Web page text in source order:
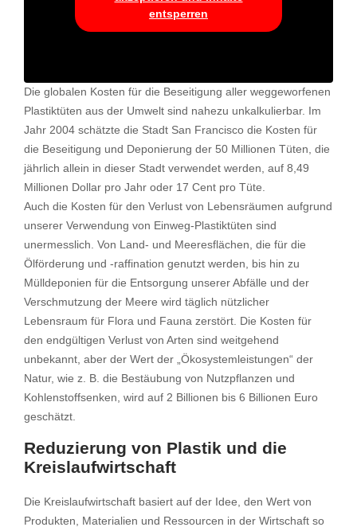
entsperren
Die globalen Kosten für die Beseitigung aller weggeworfenen
Plastiktüten aus der Umwelt sind nahezu unkalkulierbar. Im
Jahr 2004 schätzte die Stadt San Francisco die Kosten für
die Beseitigung und Deponierung der 50 Millionen Tüten, die
jährlich allein in dieser Stadt verwendet werden, auf 8,49
Millionen Dollar pro Jahr oder 17 Cent pro Tüte.
Auch die Kosten für den Verlust von Lebensräumen aufgrund
unserer Verwendung von Einweg-Plastiktüten sind
unermesslich. Von Land- und Meeresflächen, die für die
Ölförderung und -raffination genutzt werden, bis hin zu
Mülldeponien für die Entsorgung unserer Abfälle und der
Verschmutzung der Meere wird täglich nützlicher
Lebensraum für Flora und Fauna zerstört. Die Kosten für
den endgültigen Verlust von Arten sind weitgehend
unbekannt, aber der Wert der „Ökosystemleistungen“ der
Natur, wie z. B. die Bestäubung von Nutzpflanzen und
Kohlenstoffsenken, wird auf 2 Billionen bis 6 Billionen Euro
geschätzt.
Reduzierung von Plastik und die
Kreislaufwirtschaft
Die Kreislaufwirtschaft basiert auf der Idee, den Wert von
Produkten, Materialien und Ressourcen in der Wirtschaft so